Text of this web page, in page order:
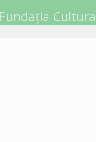
Fundația